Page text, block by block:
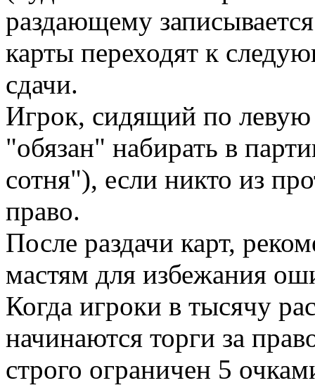
раздающему
карты переходят к
сдачи.
Игрок, сидящий по левую
"обязан" набирать в
сотня"), если никто из
право.
После раздачи карт,
мастям для избежания
Когда игроки в тысячу
начинаются торги за
строго ограничен 5